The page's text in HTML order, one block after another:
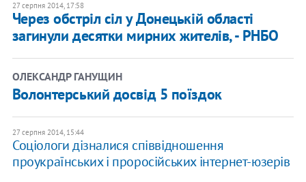
27 серпня 2014, 17:58
Через обстріл сіл у Донецькій області
загинули десятки мирних жителів, - РНБО
ОЛЕКСАНДР ГАНУЩИН
Волонтерський досвід 5 поїздок
27 серпня 2014, 15:44
Соціологи дізналися співвідношення
проукраїнських і проросійських інтернет-юзерів